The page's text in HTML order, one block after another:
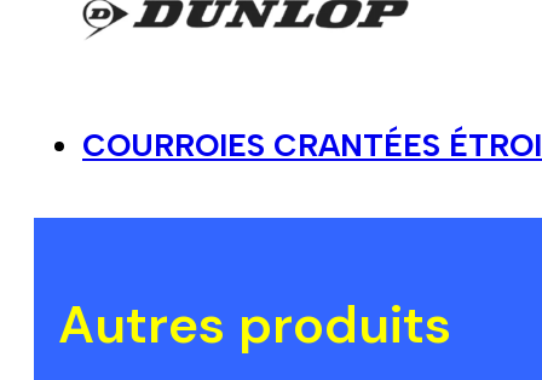
COURROIES CRANTÉES
Autres produits